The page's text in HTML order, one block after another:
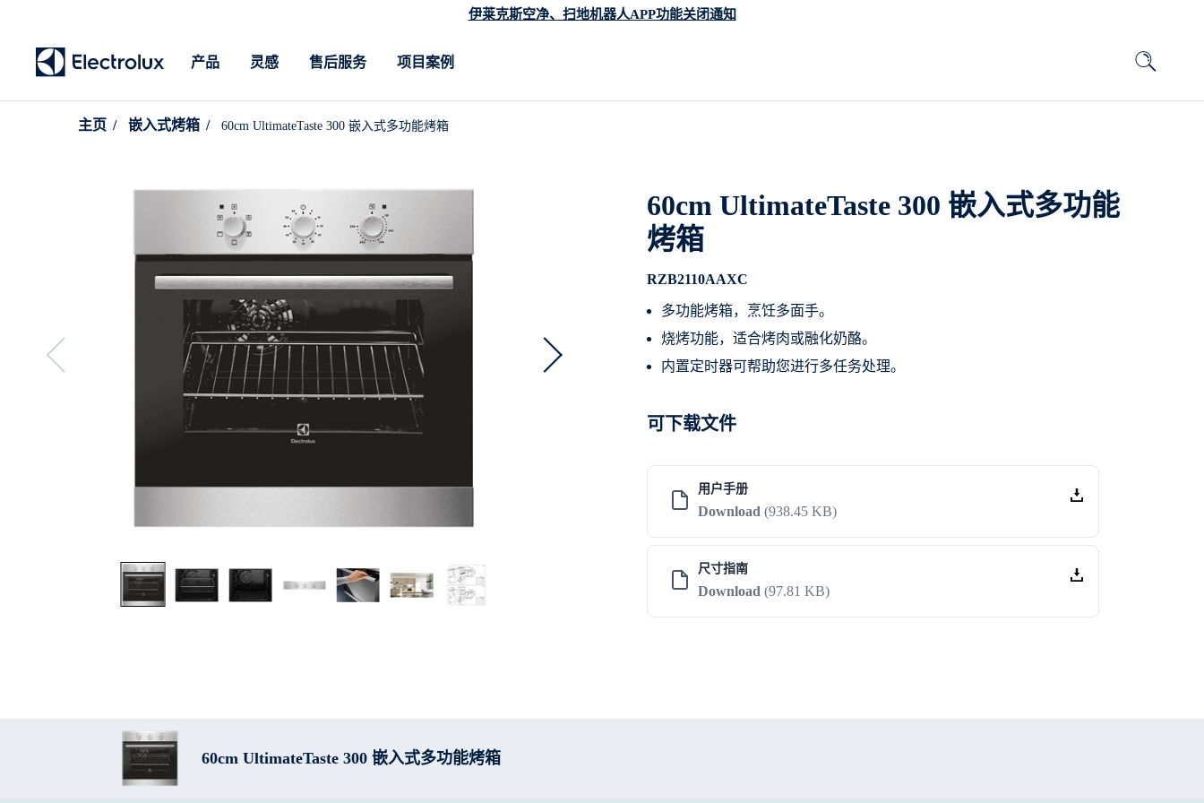
伊莱克斯空净、扫地机器人APP功能关闭通知
产品 灵感 售后服务 项目案例
主页 嵌入式烤箱 60cm UltimateTaste 300 嵌入式多功能烤箱
60cm UltimateTaste 300 嵌入式多功能
烤箱
RZB2110AAXC
多功能烤箱，烹饪多面手。
烧烤功能，适合烤肉或融化奶酪。
内置定时器可帮助您进行多任务处理。
可下载文件
用户手册
Download (938.45 KB)
尺寸指南
Download (97.81 KB)
60cm UltimateTaste 300 嵌入式多功能烤箱